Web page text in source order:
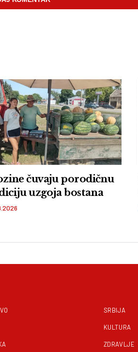
čuvaju porodičnu
uzgoja bostana
SRBIJA
KULTURA
ZDRAVLJE